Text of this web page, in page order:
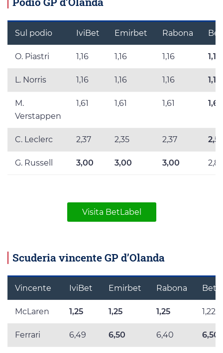
Sul podio IviBet Emirbet Rabona
O. Piastri 1,16 1,16 1,16
L. Norris 1,16 1,16 1,16
M.
Verstappen
1,61 1,61 1,61
C. Leclerc 2,37 2,35 2,37
G. Russell 3,00 3,00 3,00
Visita BetLabel
Scuderia vincente GP d’Olanda
Vincente IviBet Emirbet Rabona
McLaren 1,25 1,25 1,25 1,222
Ferrari 6,49 6,50 6,40 6,50